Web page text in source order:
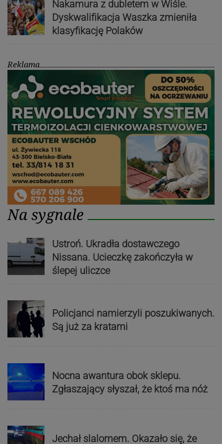
Nakamura z dubletem w Wiśle.
Dyskwalifikacja Waszka zmieniła
klasyfikację Polaków
Reklama
Na sygnale
Ustroń. Ukradła dostawczego
Nissana. Ucieczkę zakończyła w
ślepej uliczce
Policjanci namierzyli poszukiwanych.
Są już za kratami
Nocna awantura obok sklepu.
Zgłaszający słyszał, że ktoś ma nóż
Jechał slalomem. Okazało się, że